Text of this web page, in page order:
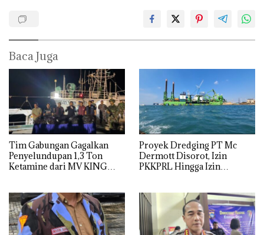
Baca Juga
Tim Gabungan Gagalkan
Penyelundupan 1,3 Ton
Ketamine dari MV KING
Proyek Dredging PT Mc
Dermott Disorot, Izin
PKKPRL Hingga Izin